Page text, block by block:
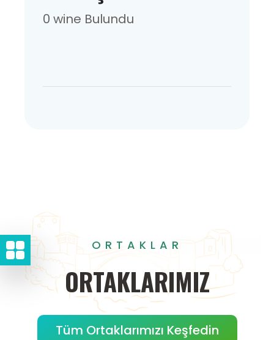
0 wine Bulundu
ORTAKLAR
ORTAKLARIMIZ
Tüm Ortaklarımızı Keşfedin